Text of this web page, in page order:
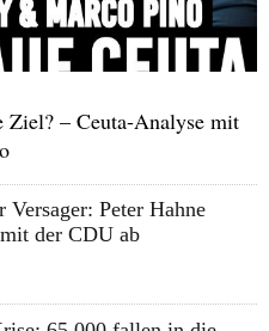
Ziel? – Ceuta-Analyse mit
Versager: Peter Hahne
der CDU ab